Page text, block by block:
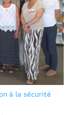
à la sécurité